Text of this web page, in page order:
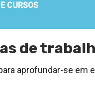
CURSOS
de
aprofundar-se em